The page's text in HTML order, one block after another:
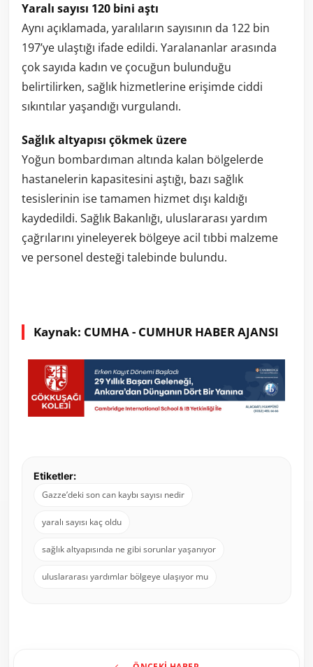
Yaralı sayısı 120 bini aştı
Aynı açıklamada, yaralıların sayısının da 122 bin
197’ye ulaştığı ifade edildi. Yaralananlar arasında
çok sayıda kadın ve çocuğun bulunduğu
belirtilirken, sağlık hizmetlerine erişimde ciddi
sıkıntılar yaşandığı vurgulandı.
Sağlık altyapısı çökmek üzere
Yoğun bombardıman altında kalan bölgelerde
hastanelerin kapasitesini aştığı, bazı sağlık
tesislerinin ise tamamen hizmet dışı kaldığı
kaydedildi. Sağlık Bakanlığı, uluslararası yardım
çağrılarını yineleyerek bölgeye acil tıbbi malzeme
ve personel desteği talebinde bulundu.
Kaynak: CUMHA - CUMHUR HABER AJANSI
Etiketler:
Gazze’deki son can kaybı sayısı nedir
yaralı sayısı kaç oldu
sağlık altyapısında ne gibi sorunlar yaşanıyor
uluslararası yardımlar bölgeye ulaşıyor mu